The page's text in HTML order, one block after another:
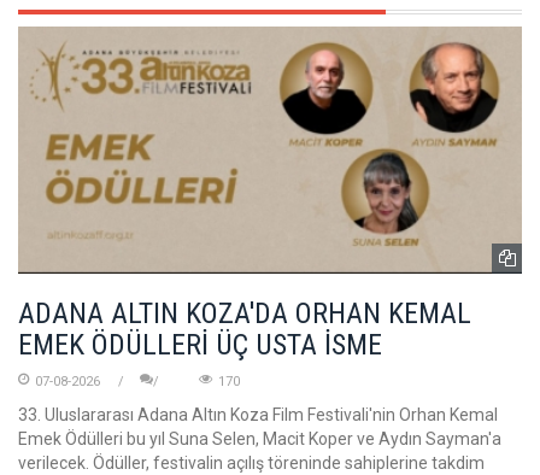
ADANA ALTIN KOZA'DA ORHAN KEMAL
EMEK ÖDÜLLERİ ÜÇ USTA İSME
07-08-2026 170
33. Uluslararası Adana Altın Koza Film Festivali'nin Orhan Kemal
Emek Ödülleri bu yıl Suna Selen, Macit Koper ve Aydın Sayman'a
verilecek. Ödüller, festivalin açılış töreninde sahiplerine takdim